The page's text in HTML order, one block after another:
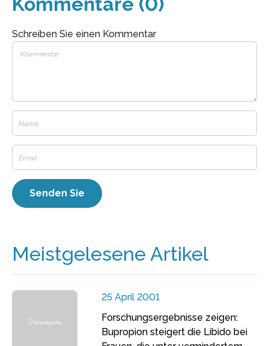
Schreiben Sie einen Kommentar
Meistgelesene Artikel
25 April 2001
Forschungsergebnisse zeigen:
Bupropion steigert die Libido bei